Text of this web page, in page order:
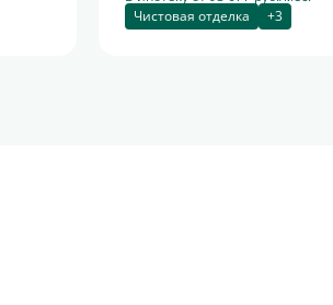
Чистовая отделка
+3